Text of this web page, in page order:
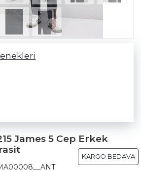
James 5 Cep Erkek
KARGO BEDAVA